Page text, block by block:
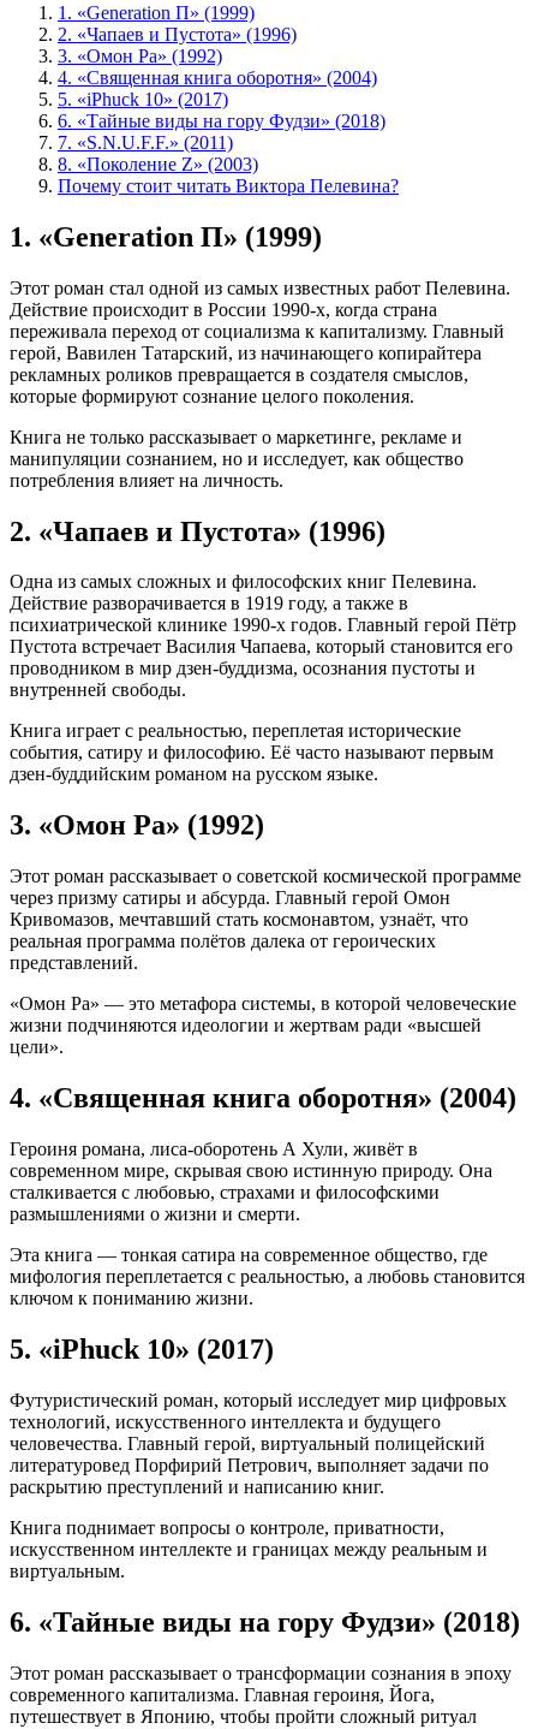
1. «Generation П» (1999)
2. «Чапаев и Пустота» (1996)
3. «Омон Ра» (1992)
4. «Священная книга оборотня» (2004)
5. «iPhuck 10» (2017)
6. «Тайные виды на гору Фудзи» (2018)
7. «S.N.U.F.F.» (2011)
8. «Поколение Z» (2003)
Почему стоит читать Виктора Пелевина?
1. «Generation П» (1999)
Этот роман стал одной из самых известных работ Пелевина.
Действие происходит в России 1990-х, когда страна
переживала переход от социализма к капитализму. Главный
герой, Вавилен Татарский, из начинающего копирайтера
рекламных роликов превращается в создателя смыслов,
которые формируют сознание целого поколения.
Книга не только рассказывает о маркетинге, рекламе и
манипуляции сознанием, но и исследует, как общество
потребления влияет на личность.
2. «Чапаев и Пустота» (1996)
Одна из самых сложных и философских книг Пелевина.
Действие разворачивается в 1919 году, а также в
психиатрической клинике 1990-х годов. Главный герой Пётр
Пустота встречает Василия Чапаева, который становится его
проводником в мир дзен-буддизма, осознания пустоты и
внутренней свободы.
Книга играет с реальностью, переплетая исторические
события, сатиру и философию. Её часто называют первым
дзен-буддийским романом на русском языке.
3. «Омон Ра» (1992)
Этот роман рассказывает о советской космической программе
через призму сатиры и абсурда. Главный герой Омон
Кривомазов, мечтавший стать космонавтом, узнаёт, что
реальная программа полётов далека от героических
представлений.
«Омон Ра» — это метафора системы, в которой человеческие
жизни подчиняются идеологии и жертвам ради «высшей
цели».
4. «Священная книга оборотня» (2004)
Героиня романа, лиса-оборотень А Хули, живёт в
современном мире, скрывая свою истинную природу. Она
сталкивается с любовью, страхами и философскими
размышлениями о жизни и смерти.
Эта книга — тонкая сатира на современное общество, где
мифология переплетается с реальностью, а любовь становится
ключом к пониманию жизни.
5. «iPhuck 10» (2017)
Футуристический роман, который исследует мир цифровых
технологий, искусственного интеллекта и будущего
человечества. Главный герой, виртуальный полицейский
литературовед Порфирий Петрович, выполняет задачи по
раскрытию преступлений и написанию книг.
Книга поднимает вопросы о контроле, приватности,
искусственном интеллекте и границах между реальным и
виртуальным.
6. «Тайные виды на гору Фудзи» (2018)
Этот роман рассказывает о трансформации сознания в эпоху
современного капитализма. Главная героиня, Йога,
путешествует в Японию, чтобы пройти сложный ритуал